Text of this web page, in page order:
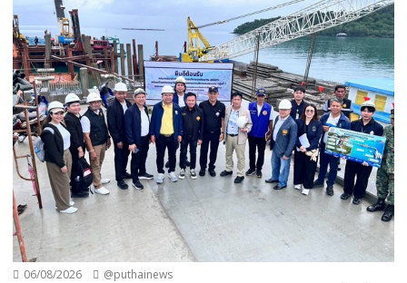
06/08/2026 @puthainews